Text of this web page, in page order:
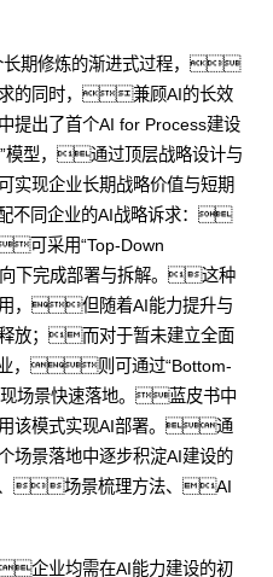
长期修炼的渐进式过程，
求的同时，兼顾AI的长效
出了首个AI for Process建设
模型，通过顶层战略设计与
现企业长期战略价值与短期
不同企业的AI战略诉求：
可采用“Top-Down
下完成部署与拆解。这种
用，但随着AI能力提升与
放；而对于暂未建立全面
业，则可通过“Bottom-
现场景快速落地。蓝皮书中
该模式实现AI部署。通
景落地中逐步积淀AI建设的
场景梳理方法、AI
企业均需在AI能力建设的初